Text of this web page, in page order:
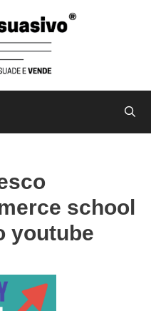
school
youtube